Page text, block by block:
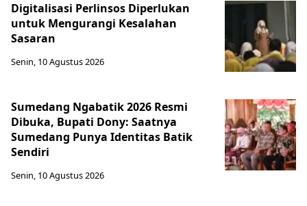
Digitalisasi Perlinsos Diperlukan
untuk Mengurangi Kesalahan
Sasaran
Senin, 10 Agustus 2026
Sumedang Ngabatik 2026 Resmi
Dibuka, Bupati Dony: Saatnya
Sumedang Punya Identitas Batik
Sendiri
Senin, 10 Agustus 2026